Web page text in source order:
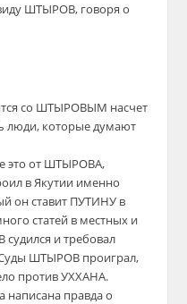
ШТЫРОВ, говоря о
со ШТЫРОВЫМ насчет
люди, которые думают
это от ШТЫРОВА,
в Якутии именно
он ставит ПУТИНУ в
статей в местных и
и требовал
Суды ШТЫРОВ проиграл,
против УХХАНА.
написана правда о